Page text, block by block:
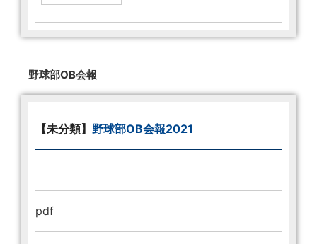
野球部OB会報
【未分類】 野球部OB会報2021
pdf